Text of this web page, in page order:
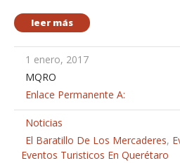
leer más
1 enero, 2017
MQRO
Enlace Permanente A:
Noticias
El Baratillo De Los Mercaderes,
Eventos Turisticos En Querétaro